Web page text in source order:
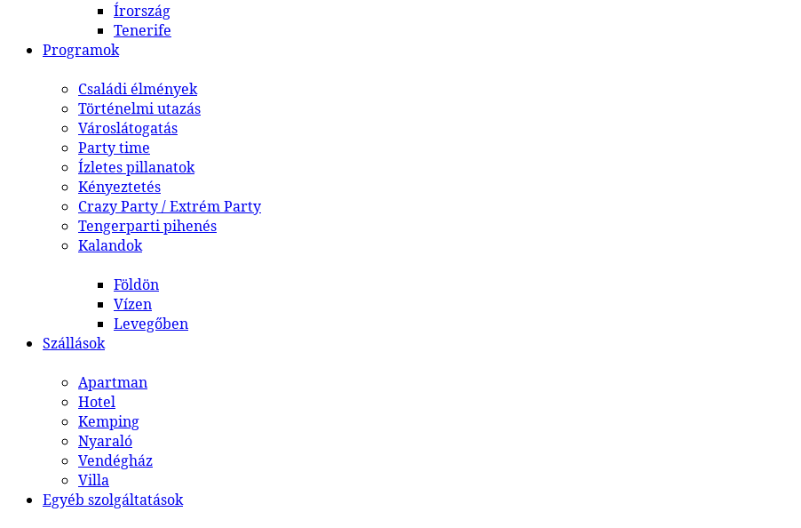
Írország
Tenerife
Programok
Családi élmények
Történelmi utazás
Városlátogatás
Party time
Ízletes pillanatok
Kényeztetés
Crazy Party / Extrém Party
Tengerparti pihenés
Kalandok
Földön
Vízen
Levegőben
Szállások
Apartman
Hotel
Kemping
Nyaraló
Vendégház
Villa
Egyéb szolgáltatások